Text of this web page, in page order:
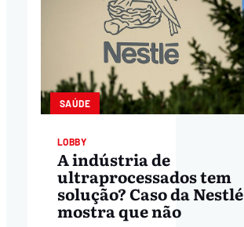
SAÚDE
LOBBY
A indústria de
ultraprocessados tem
solução? Caso da Nestlé
mostra que não